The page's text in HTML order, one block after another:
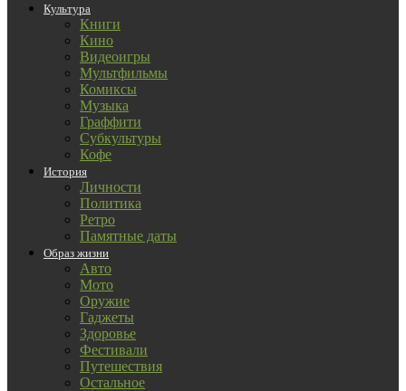
Культура
Книги
Кино
Видеоигры
Мультфильмы
Комиксы
Музыка
Граффити
Субкультуры
Кофе
История
Личности
Политика
Ретро
Памятные даты
Образ жизни
Авто
Мото
Оружие
Гаджеты
Здоровье
Фестивали
Путешествия
Остальное